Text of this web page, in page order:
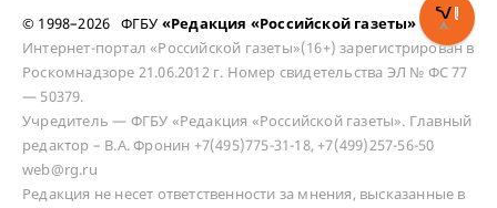
© 1998–2026 ФГБУ «Редакция «Российской газеты»
Интернет-портал «Российской газеты»(16+) зарегистрирован в
Роскомнадзоре 21.06.2012 г. Номер свидетельства ЭЛ № ФС 77
— 50379.
Учредитель — ФГБУ «Редакция «Российской газеты». Главный
редактор – В.А. Фронин +7(495)775-31-18, +7(499)257-56-50
web@rg.ru
Редакция не несет ответственности за мнения, высказанные в